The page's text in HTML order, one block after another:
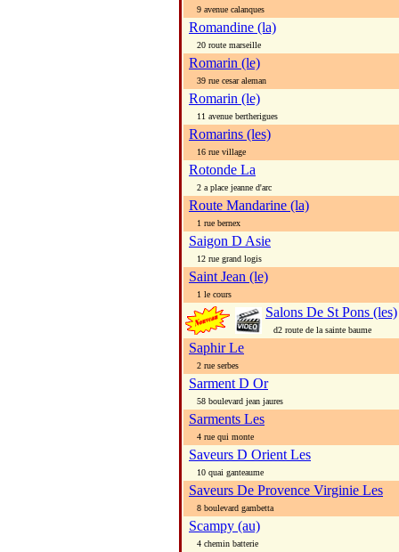
9 avenue calanques
Romandine (la)
20 route marseille
Romarin (le)
39 rue cesar aleman
Romarin (le)
11 avenue bertherigues
Romarins (les)
16 rue village
Rotonde La
2 a place jeanne d'arc
Route Mandarine (la)
1 rue bernex
Saigon D Asie
12 rue grand logis
Saint Jean (le)
1 le cours
Salons De St Pons (les)
d2 route de la sainte baume
Saphir Le
2 rue serbes
Sarment D Or
58 boulevard jean jaures
Sarments Les
4 rue qui monte
Saveurs D Orient Les
10 quai ganteaume
Saveurs De Provence Virginie Les
8 boulevard gambetta
Scampy (au)
4 chemin batterie